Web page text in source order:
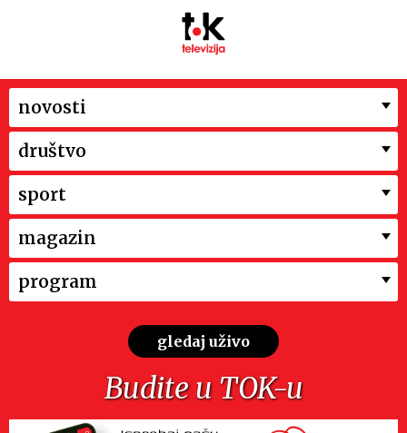
novosti
društvo
sport
magazin
program
gledaj uživo
Budite u TOK-u